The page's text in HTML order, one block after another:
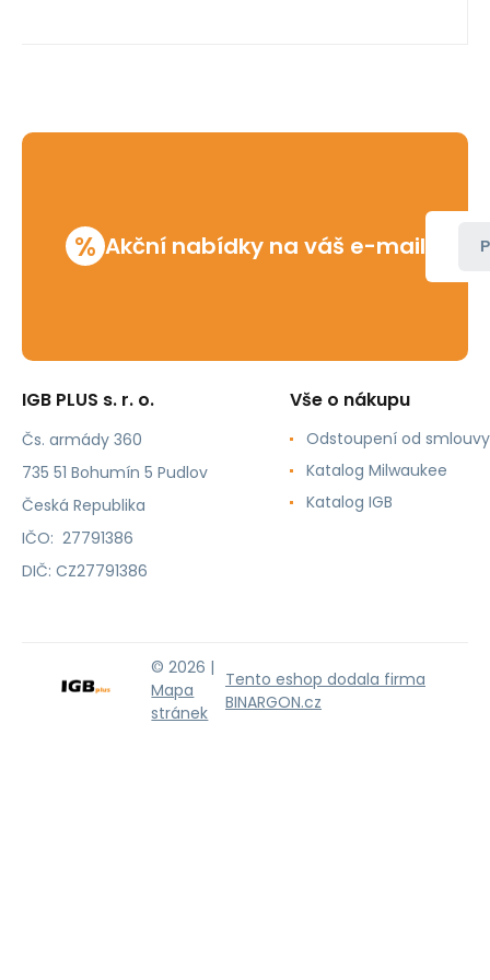
% Akční nabídky na váš e-mail
IGB PLUS s. r. o.
Čs. armády 360
735 51 Bohumín 5 Pudlov
Česká Republika
IČO: 27791386
DIČ: CZ27791386
Vše o nákupu
Odstoupení od smlouvy
Katalog Milwaukee
Katalog IGB
© 2026 |
Mapa
stránek
Tento eshop dodala firma
BINARGON.cz